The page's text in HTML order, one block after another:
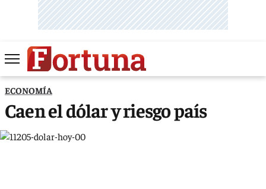
ECONOMÍA
Caen el dólar y riesgo país